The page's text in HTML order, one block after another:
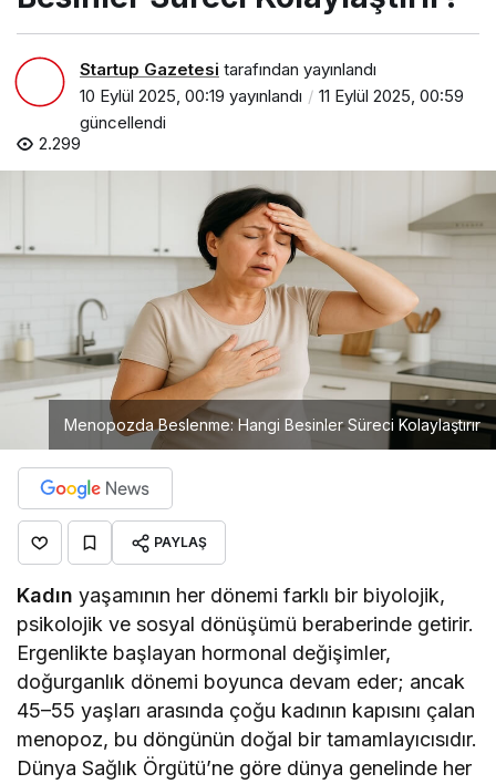
Startup Gazetesi tarafından yayınlandı
10 Eylül 2025, 00:19 yayınlandı
11 Eylül 2025, 00:59
güncellendi
2.299
Menopozda Beslenme: Hangi Besinler Süreci Kolaylaştırır
PAYLAŞ
Kadın yaşamının her dönemi farklı bir biyolojik,
psikolojik ve sosyal dönüşümü beraberinde getirir.
Ergenlikte başlayan hormonal değişimler,
doğurganlık dönemi boyunca devam eder; ancak
45–55 yaşları arasında çoğu kadının kapısını çalan
menopoz, bu döngünün doğal bir tamamlayıcısıdır.
Dünya Sağlık Örgütü’ne göre dünya genelinde her